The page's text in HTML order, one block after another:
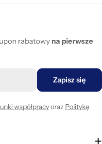
rabatowy na pierwsze
Zapisz się
współpracyoraz Politykę